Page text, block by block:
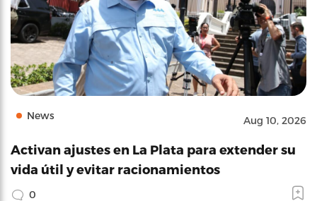
News Aug 10, 2026
Activan ajustes en La Plata para extender su
vida útil y evitar racionamientos
0